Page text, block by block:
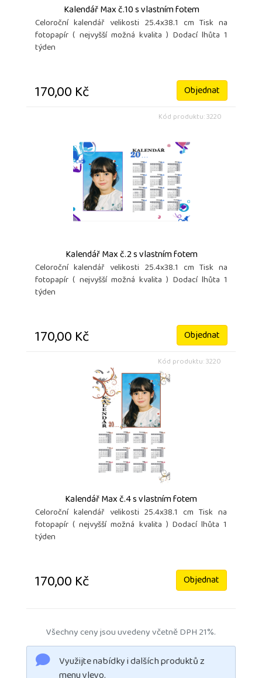
Kalendář Max č.10 s vlastním fotem
Celoroční kalendář velikosti 25.4x38.1 cm Tisk na
fotopapír ( nejvyšší možná kvalita ) Dodací lhůta 1
týden
170,00 Kč Objednat
Kód produktu: 3220
Kalendář Max č.2 s vlastním fotem
Celoroční kalendář velikosti 25.4x38.1 cm Tisk na
fotopapír ( nejvyšší možná kvalita ) Dodací lhůta 1
týden
170,00 Kč Objednat
Kód produktu: 3220
Kalendář Max č.4 s vlastním fotem
Celoroční kalendář velikosti 25.4x38.1 cm Tisk na
fotopapír ( nejvyšší možná kvalita ) Dodací lhůta 1
týden
170,00 Kč Objednat
Všechny ceny jsou uvedeny včetně DPH 21%.
Využijte nabídky i dalších produktů z